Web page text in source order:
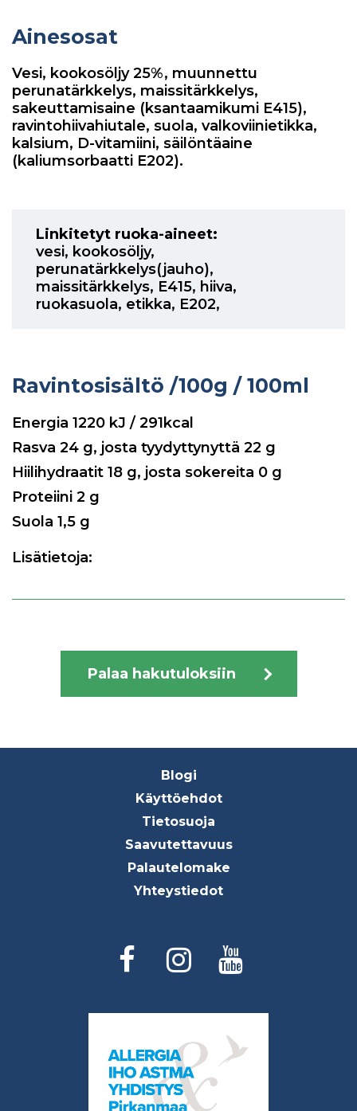
Ainesosat
Vesi, kookosöljy 25%, muunnettu
perunatärkkelys, maissitärkkelys,
sakeuttamisaine (ksantaamikumi E415),
ravintohiivahiutale, suola, valkoviinietikka,
kalsium, D-vitamiini, säilöntäaine
(kaliumsorbaatti E202).
Linkitetyt ruoka-aineet:
vesi, kookosöljy,
perunatärkkelys(jauho),
maissitärkkelys, E415, hiiva,
ruokasuola, etikka, E202,
Ravintosisältö /100g / 100ml
Energia 1220 kJ / 291kcal
Rasva 24 g, josta tyydyttynyttä 22 g
Hiilihydraatit 18 g, josta sokereita 0 g
Proteiini 2 g
Suola 1,5 g
Lisätietoja:
Palaa hakutuloksiin
Blogi
Käyttöehdot
Tietosuoja
Saavutettavuus
Palautelomake
Yhteystiedot